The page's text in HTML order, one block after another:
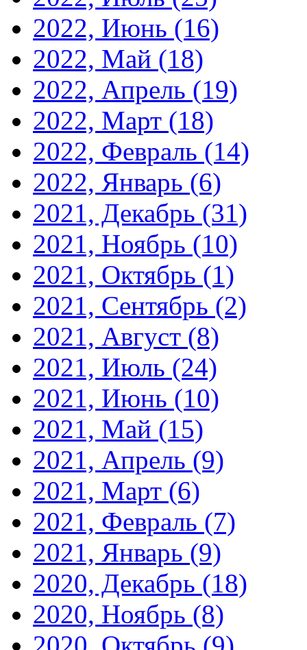
2022, Июнь (16)
2022, Май (18)
2022, Апрель (19)
2022, Март (18)
2022, Февраль (14)
2022, Январь (6)
2021, Декабрь (31)
2021, Ноябрь (10)
2021, Октябрь (1)
2021, Сентябрь (2)
2021, Август (8)
2021, Июль (24)
2021, Июнь (10)
2021, Май (15)
2021, Апрель (9)
2021, Март (6)
2021, Февраль (7)
2021, Январь (9)
2020, Декабрь (18)
2020, Ноябрь (8)